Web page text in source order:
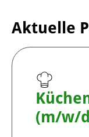
Aktuelle
(m/w/